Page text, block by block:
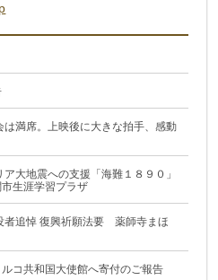
は満席。上映後に大きな拍手、感動
大地震への支援「海難１８９０」
生涯学習プラザ
者追悼 復興祈願法要 薬師寺まほ
コ共和国大使館へ寄付のご報告